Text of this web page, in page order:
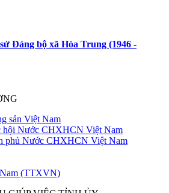
Đảng bộ xã Hóa Trung (1946 -
sản Việt Nam
Nước CHXHCN Việt Nam
phủ Nước CHXHCN Việt Nam
(TTXVN)